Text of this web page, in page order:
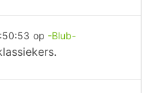
op -Blub-